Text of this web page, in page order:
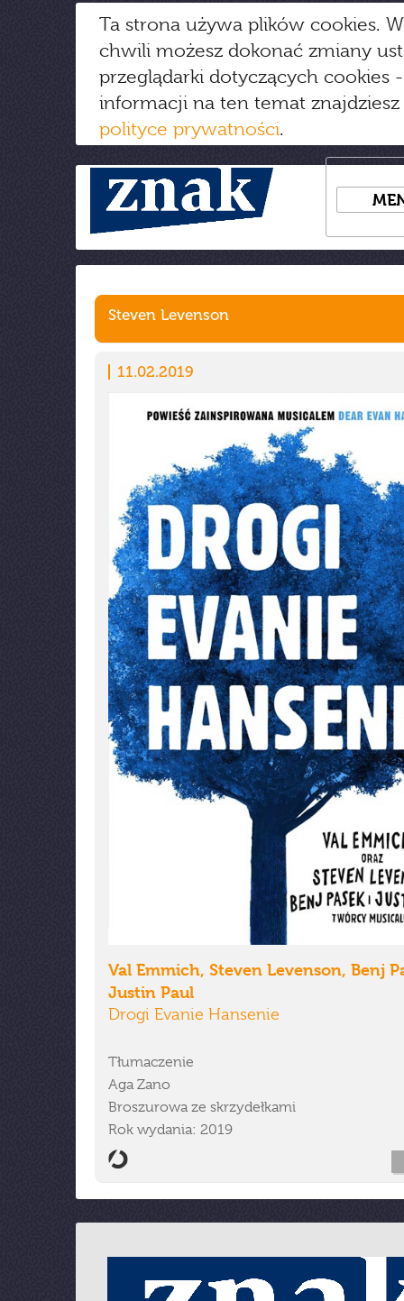
Ta strona używa plików cookies.
chwili możesz dokonać zmiany
przeglądarki dotyczących cookies
informacji na ten temat
polityce prywatności.
Steven Levenson
11.02.2019
Val Emmich, Steven Levenson, Benj
Justin Paul
Drogi Evanie Hansenie
Tłumaczenie
Aga Zano
Broszurowa ze skrzydełkami
Rok wydania: 2019